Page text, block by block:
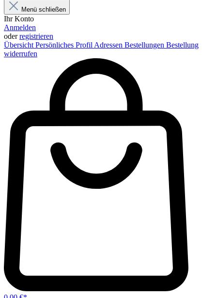
Menü schließen
Ihr Konto
Anmelden
oderregistrieren
Übersicht Persönliches Profil Adressen Bestellungen Bestellung
widerrufen